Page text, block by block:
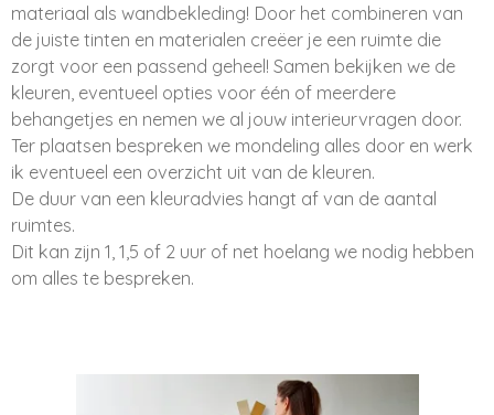
materiaal als wandbekleding! Door het combineren van
de juiste tinten en materialen creëer je een ruimte die
zorgt voor een passend geheel! Samen bekijken we de
kleuren, eventueel opties voor één of meerdere
behangetjes en nemen we al jouw interieurvragen door.
Ter plaatsen bespreken we mondeling alles door en werk
ik eventueel een overzicht uit van de kleuren.
De duur van een kleuradvies hangt af van de aantal
ruimtes.
Dit kan zijn 1, 1,5 of 2 uur of net hoelang we nodig hebben
om alles te bespreken.